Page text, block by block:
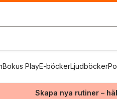
Bokus PlayE-böckerLjudböcker
Skapa nya rutiner –